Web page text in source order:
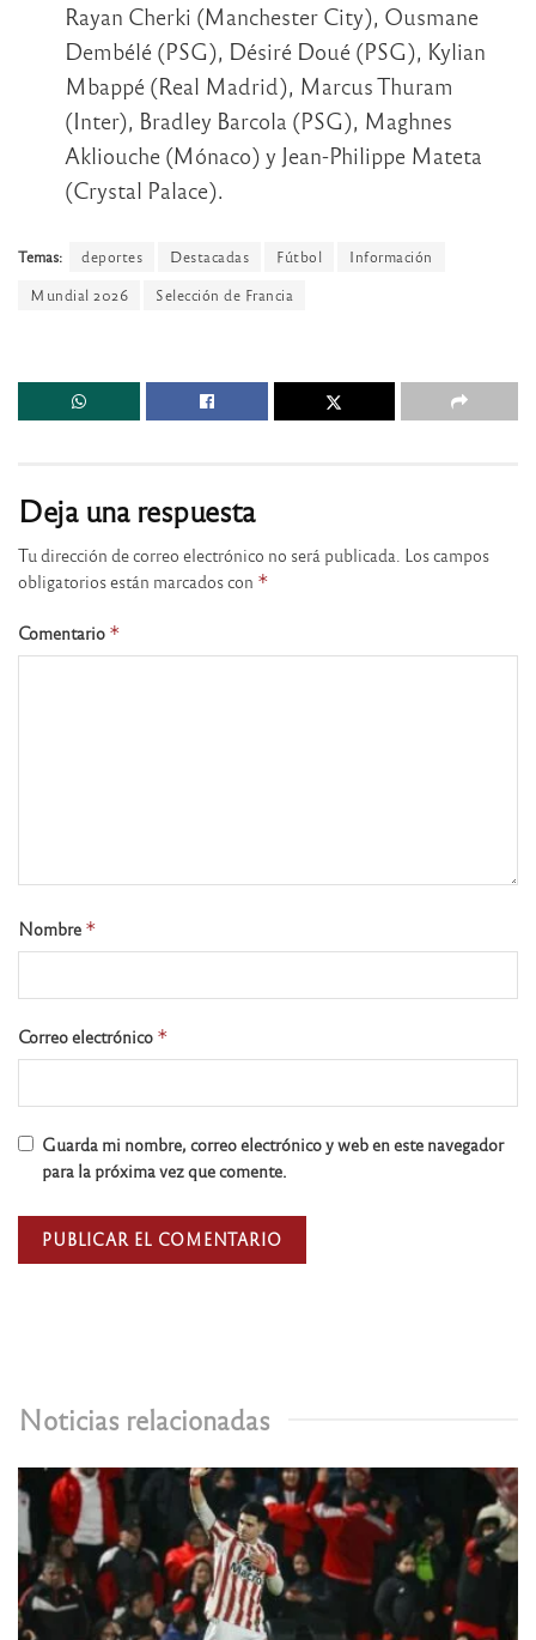
Rayan Cherki (Manchester City), Ousmane
Dembélé (PSG), Désiré Doué (PSG), Kylian
Mbappé (Real Madrid), Marcus Thuram
(Inter), Bradley Barcola (PSG), Maghnes
Akliouche (Mónaco) y Jean-Philippe Mateta
(Crystal Palace).
Temas: deportes Destacadas Fútbol
Información
Mundial 2026
Selección de Francia
Noticias relacionadas
Deja una respuesta
Tu dirección de correo electrónico no será publicada. Los campos
obligatorios están marcados con *
Comentario *
Nombre *
Correo electrónico *
Guarda mi nombre, correo electrónico y web en este navegador
para la próxima vez que comente.